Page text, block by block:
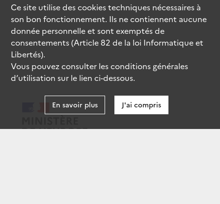
Ce site utilise descookiestechniques nécessaires à
son bon fonctionnement. Ils ne contiennent aucune
donnée personnelle et sont exemptés de
consentements (Article 82 de la loi Informatique et
Libertés).
Vous pouvez consulter les conditions générales
d’utilisation sur le lien ci-dessous.
En savoir plus J'ai compris